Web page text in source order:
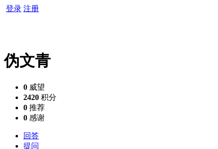
登录 注册
伪文青
0 威望
2420 积分
0 推荐
0 感谢
回答
提问